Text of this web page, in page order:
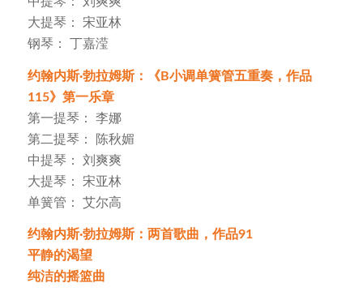
大提琴： 宋亚林
钢琴： 丁嘉滢
约翰内斯·勃拉姆斯：《B小调单簧管五重奏，作品
115》第一乐章
第一提琴： 李娜
第二提琴： 陈秋媚
中提琴： 刘爽爽
大提琴： 宋亚林
单簧管： 艾尔高
约翰内斯·勃拉姆斯：两首歌曲，作品91
平静的渴望
纯洁的摇篮曲